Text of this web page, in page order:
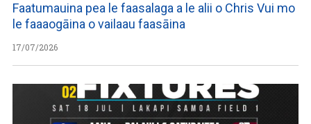
Faatumauina pea le faasalaga a le alii o Chris Vui mo
le faaaogāina o vailaau faasāina
17/07/2026